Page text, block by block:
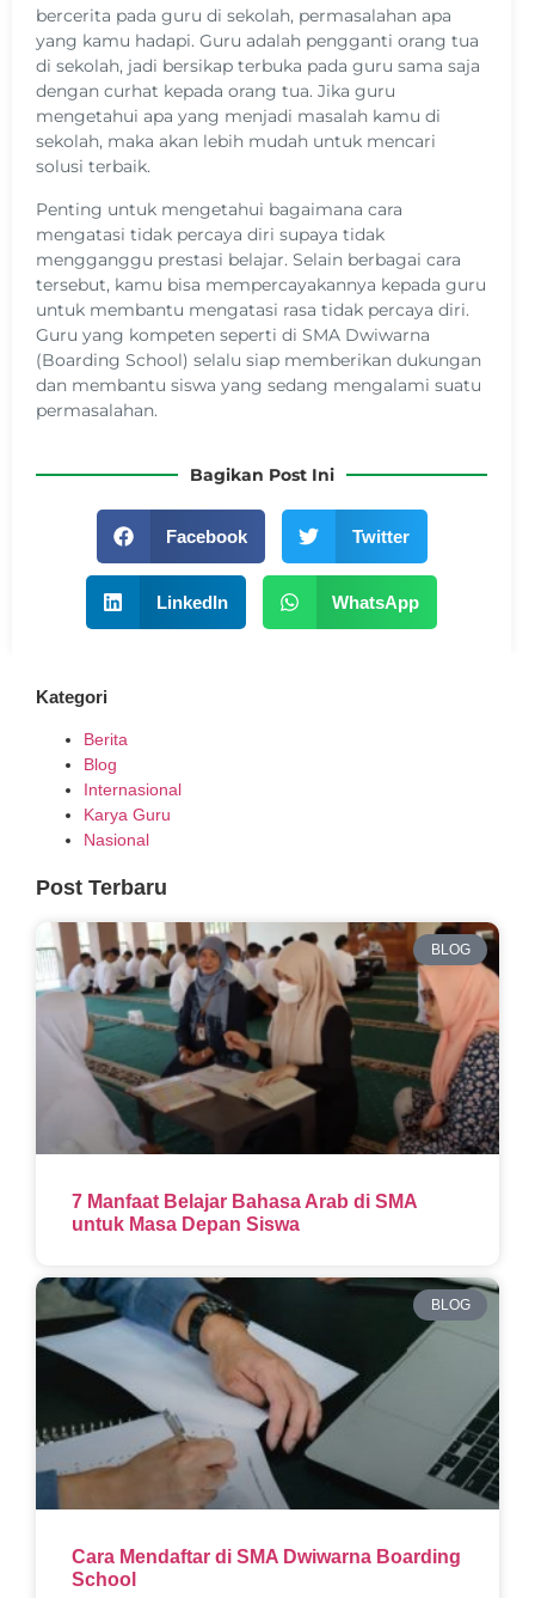
bercerita pada guru di sekolah, permasalahan apa
yang kamu hadapi. Guru adalah pengganti orang tua
di sekolah, jadi bersikap terbuka pada guru sama saja
dengan curhat kepada orang tua. Jika guru
mengetahui apa yang menjadi masalah kamu di
sekolah, maka akan lebih mudah untuk mencari
solusi terbaik.
Penting untuk mengetahui bagaimana cara
mengatasi tidak percaya diri supaya tidak
mengganggu prestasi belajar. Selain berbagai cara
tersebut, kamu bisa mempercayakannya kepada guru
untuk membantu mengatasi rasa tidak percaya diri.
Guru yang kompeten seperti di SMA Dwiwarna
(Boarding School) selalu siap memberikan dukungan
dan membantu siswa yang sedang mengalami suatu
permasalahan.
Bagikan Post Ini
Facebook Twitter
LinkedIn WhatsApp
Kategori
Berita
Blog
Internasional
Karya Guru
Nasional
Post Terbaru
BLOG
7 Manfaat Belajar Bahasa Arab di SMA
untuk Masa Depan Siswa
BLOG
Cara Mendaftar di SMA Dwiwarna Boarding
School